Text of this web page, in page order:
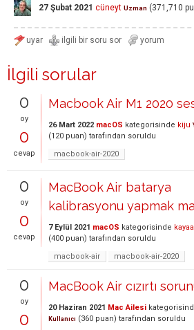
27 Şubat 2021 cüneyt Uzman (371,710
İlgili sorular
0
oy
0
cevap
Macbook Air M1 2020
26 Mart 2022 macOS kategorisinde kiju
(120 puan) tarafından soruldu
macbook-air-2020
0
oy
0
cevap
MacBook Air batarya
kalibrasyonu yapmak
7 Eylül 2021 macOS kategorisinde
(400 puan) tarafından soruldu
macbook-air
macbook-air-2020
0
oy
0
MacBook Air cızırtı
20 Haziran 2021 Mac Ailesi
Kullanıcı (360 puan) tarafından soruldu